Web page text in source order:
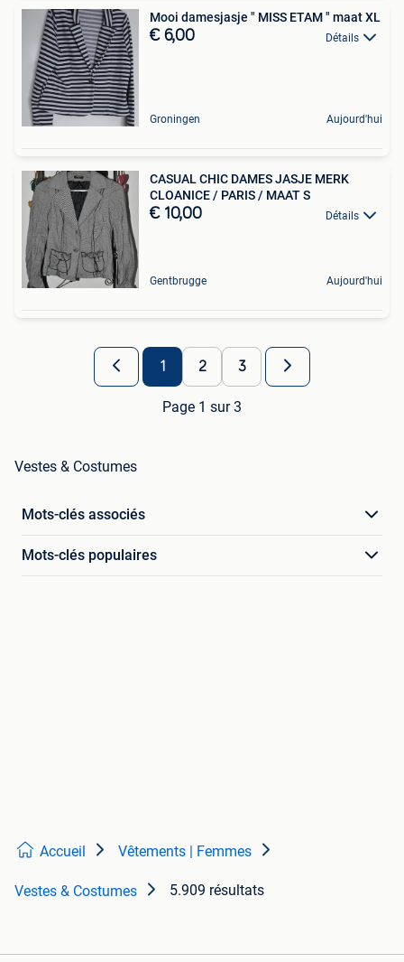
Mooi damesjasje " MISS ETAM " maat XL
€ 6,00 Détails
Groningen Aujourd'hui
CASUAL CHIC DAMES JASJE MERK
CLOANICE / PARIS / MAAT S
€ 10,00 Détails
Gentbrugge Aujourd'hui
1 2 3
Page 1 sur 3
Vestes & Costumes
Mots-clés associés
Mots-clés populaires
Accueil Vêtements | Femmes
Vestes & Costumes 5.909 résultats